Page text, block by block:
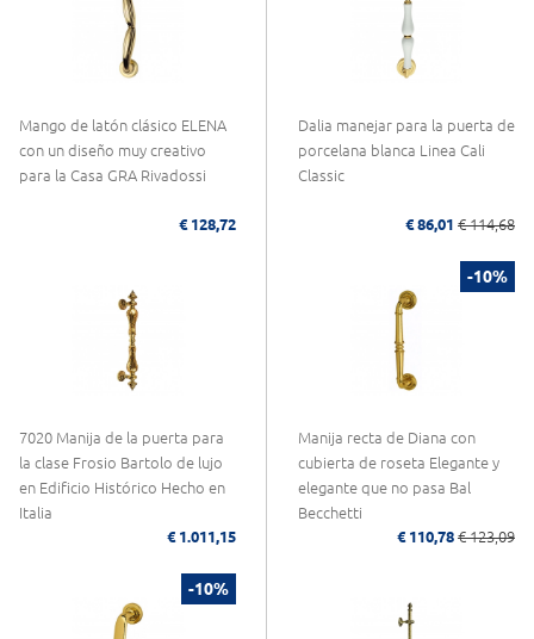
Mango de latón clásico ELENA
con un diseño muy creativo
para la Casa GRA Rivadossi
€ 128,72
Dalia manejar para la puerta de
porcelana blanca Linea Cali
Classic
€ 86,01 € 114,68
7020 Manija de la puerta para
la clase Frosio Bartolo de lujo
en Edificio Histórico Hecho en
Italia
€ 1.011,15
-10%
Manija recta de Diana con
cubierta de roseta Elegante y
elegante que no pasa Bal
Becchetti
€ 110,78 € 123,09
-10%